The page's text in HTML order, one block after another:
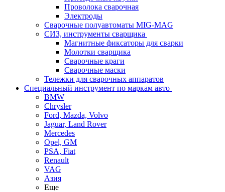
Проволока сварочная
Электроды
Сварочные полуавтоматы MIG-MAG
СИЗ, инструменты сварщика
Магнитные фиксаторы для сварки
Молотки сварщика
Сварочные краги
Сварочные маски
Тележки для сварочных аппаратов
Специальный инструмент по маркам авто
BMW
Chrysler
Ford, Mazda, Volvo
Jaguar, Land Rover
Mercedes
Opel, GM
PSA, Fiat
Renault
VAG
Азия
Еще